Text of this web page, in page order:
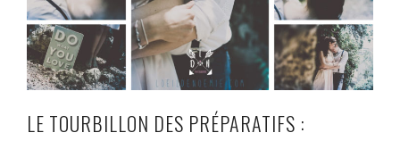
LE TOURBILLON DES PRÉPARATIFS :